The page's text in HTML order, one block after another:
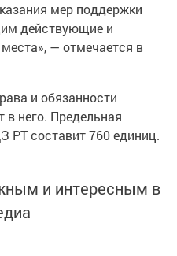
мер поддержки
действующие и
— отмечается в
и обязанности
в него. Предельная
РТ составит 760 единиц.
и интересным в